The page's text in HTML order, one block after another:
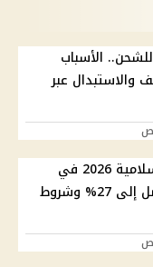
الأسباب
والاستبدال عبر
أفضل شهادات الادخار الإسلامية 2026 في
البنوك المصرية.. عوائد تصل إلى 27% وشروط